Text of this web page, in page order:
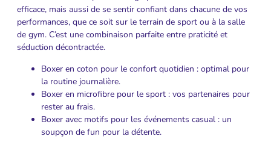
efficace, mais aussi de se sentir confiant dans chacune de vos
performances, que ce soit sur le terrain de sport ou à la salle
de gym. C’est une combinaison parfaite entre praticité et
séduction décontractée.
Boxer en coton pour le confort quotidien : optimal pour
la routine journalière.
Boxer en microfibre pour le sport : vos partenaires pour
rester au frais.
Boxer avec motifs pour les événements casual : un
soupçon de fun pour la détente.